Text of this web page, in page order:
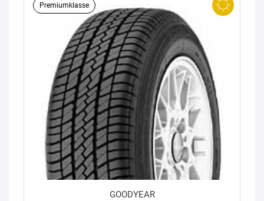
Premiumklasse
GOODYEAR